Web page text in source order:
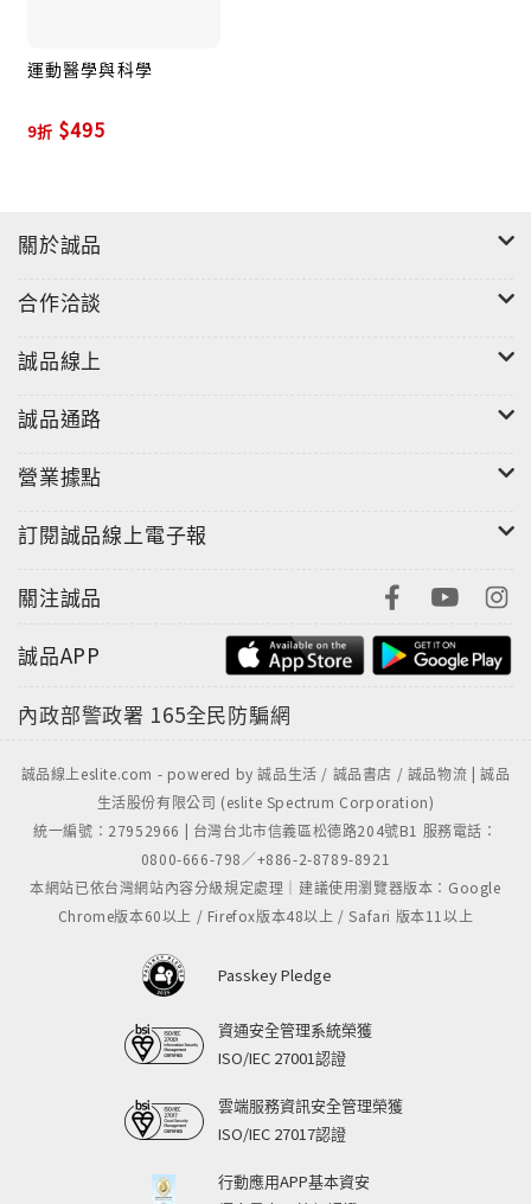
運動醫學與科學
9折 $495
關於誠品
合作洽談
誠品線上
誠品通路
營業據點
訂閱誠品線上電子報
關注誠品
誠品APP
內政部警政署 165全民防騙網
誠品線上eslite.com - powered by 誠品生活 / 誠品書店 / 誠品物流 | 誠品
生活股份有限公司 (eslite Spectrum Corporation)
統一編號：27952966 | 台灣台北市信義區松德路204號B1 服務電話：
0800-666-798／+886-2-8789-8921
本網站已依台灣網站內容分級規定處理｜建議使用瀏覽器版本：Google
Chrome版本60以上 / Firefox版本48以上 / Safari 版本11以上
Passkey Pledge
資通安全管理系統榮獲
ISO/IEC 27001認證
雲端服務資訊安全管理榮獲
ISO/IEC 27017認證
行動應用APP基本資安